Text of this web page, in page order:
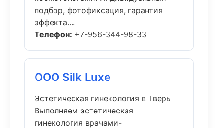
подбор, фотофиксация, гарантия
эффекта....
Телефон: +7-956-344-98-33
ООО Silk Luxe
Эстетическая гинекология в Тверь
Выполняем эстетическая
гинекология врачами-